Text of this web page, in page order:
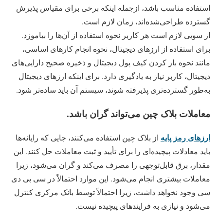
استفاده مناسب باشد، ازجمله اینکه برخی برای مقیاس پذیرش
گسترده طراحی‌شده‌اند، زمان لازم است.
از سویی لازم است هر کاربر نحوه استفاده از آن‌ها را بیاموزد.
برای استفاده از ارزهای دیجیتال، نحوه انجام کارهای اساسی،
مانند نحوه باز کردن کیف پول دیجیتال و ذخیره صحیح دارایی‌های
دیجیتال، کاربر نیاز به یادگیری دارد. برای اینکه ارزهای دیجیتال
به‌طور گسترده‌تری پذیرفته شوند، سیستم آن باید ساده‌تر شود.
معاملات بلاک چین می‌تواند گران باشد.
ارزهای رمز پایه از بلاک چین استفاده می‌کنند، جایی که رایانه‌ها
باید معادلات پیچیده‌ای را برای تأیید و ثبت معاملات حل کنند. این
مقدار، برق قابل‌توجهی را مصرف می‌کند و گران می‌شود، زیرا
معاملات بیشتری انجام می‌شود. این موارد احتمالاً در سی بی دی
سی وجود نخواهد داشت، زیرا احتمالاً توسط بانک مرکزی کنترل
می‌شود و نیازی به فرایندهای پیچیده نیست.